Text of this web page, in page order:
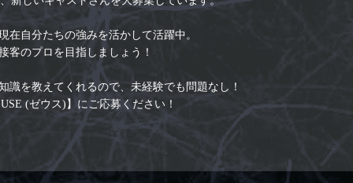
在自分たちの強みを活かして活躍中。
客のプロを目指しましょう！
識を教えてくれるので、未経験でも問題なし！
(ゼウス)】にご応募ください！